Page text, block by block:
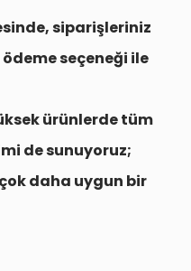
siparişleriniz
seçeneği ile
ürünlerde tüm
de sunuyoruz;
daha uygun bir